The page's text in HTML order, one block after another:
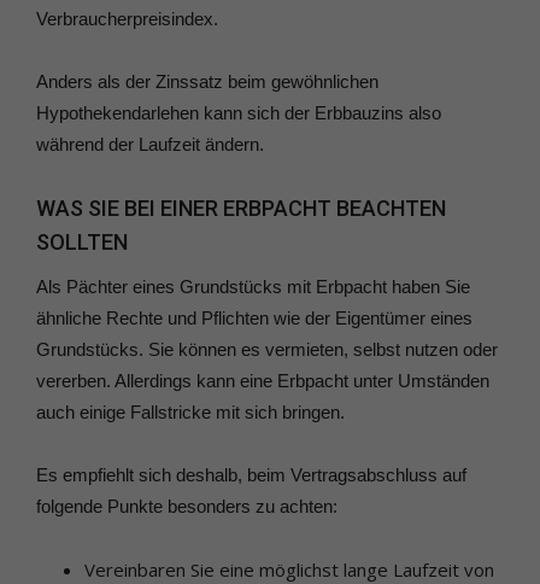
Verbraucherpreisindex.
Anders als der Zinssatz beim gewöhnlichen
Hypothekendarlehen kann sich der Erbbauzins also
während der Laufzeit ändern.
WAS SIE BEI EINER ERBPACHT BEACHTEN
SOLLTEN
Als Pächter eines Grundstücks mit Erbpacht haben Sie
ähnliche Rechte und Pflichten wie der Eigentümer eines
Grundstücks. Sie können es vermieten, selbst nutzen oder
vererben. Allerdings kann eine Erbpacht unter Umständen
auch einige Fallstricke mit sich bringen.
Es empfiehlt sich deshalb, beim Vertragsabschluss auf
folgende Punkte besonders zu achten:
Vereinbaren Sie eine möglichst lange Laufzeit von